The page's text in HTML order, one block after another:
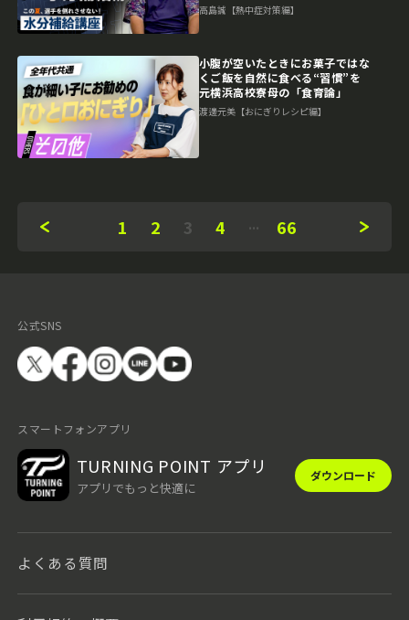
高島誠【熱中症対策編】
小腹が空いたときにお菓子ではな
くご飯を自然に食べる“習慣”を
元横浜高校寮母の「食育論」
渡邊元美【おにぎりレシピ編】
1 2 3 4 66
公式SNS
スマートフォンアプリ
TURNING POINT アプリ
アプリでもっと快適に
ダウンロード
よくある質問